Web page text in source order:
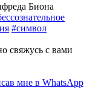
Биона
#символ
свяжусь с вами
мне в WhatsApp